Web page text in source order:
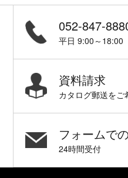
052-847-
平日 9:00～18:00
資料請求
カタログ郵送をご
フォームで
24時間受付